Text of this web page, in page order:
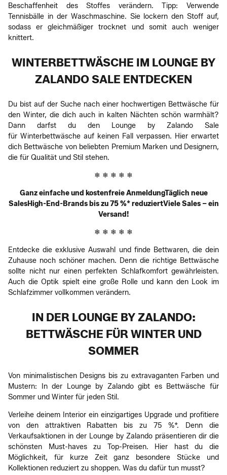
Beschaffenheit des Stoffes verändern. Tipp: Verwende
Tennisbälle in der Waschmaschine. Sie lockern den Stoff auf,
sodass er gleichmäßiger trocknet und somit auch weniger
knittert.
WINTERBETTWÄSCHE IM LOUNGE BY
ZALANDO SALE ENTDECKEN
Du bist auf der Suche nach einer hochwertigen Bettwäsche für
den Winter, die dich auch in kalten Nächten schön warmhält?
Dann darfst du den Lounge by Zalando Sale
für Winterbettwäsche auf keinen Fall verpassen. Hier erwartet
dich Bettwäsche von beliebten Premium Marken und Designern,
die für Qualität und Stil stehen.
❄ ❄ ❄ ❄ ❄
Ganz einfache und kostenfreie AnmeldungTäglich neue
SalesHigh-End-Brands bis zu 75 %* reduziertViele Sales – ein
Versand!
❄ ❄ ❄ ❄ ❄
Entdecke die exklusive Auswahl und finde Bettwaren, die dein
Zuhause noch schöner machen. Denn die richtige Bettwäsche
sollte nicht nur einen perfekten Schlafkomfort gewährleisten.
Auch die Optik spielt eine große Rolle und kann den Look im
Schlafzimmer vollkommen verändern.
IN DER LOUNGE BY ZALANDO:
BETTWÄSCHE FÜR WINTER UND
SOMMER
Von minimalistischen Designs bis zu extravaganten Farben und
Mustern: In der Lounge by Zalando gibt es Bettwäsche für
Sommer und Winter für jeden Stil.
Verleihe deinem Interior ein einzigartiges Upgrade und profitiere
von den attraktiven Rabatten bis zu 75 %*. Denn die
Verkaufsaktionen in der Lounge by Zalando präsentieren dir die
schönsten Must-haves zu Top-Preisen. Hier hast du die
Möglichkeit, für kurze Zeit ganz besondere Stücke und
Kollektionen reduziert zu shoppen. Was du dafür tun musst?